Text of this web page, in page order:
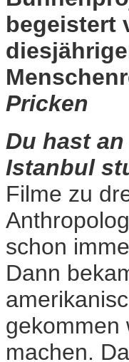
begeistert
Pricken
Du hast
Istanbul
Filme zu
schon
Dann
gekommen
machen.